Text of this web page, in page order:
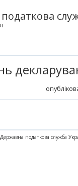
податкова служба